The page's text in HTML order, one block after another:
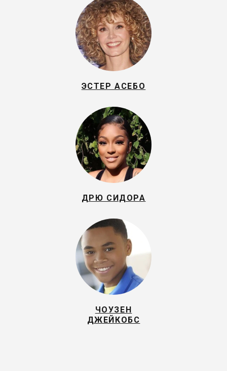
ЭСТЕР АСЕБО
ДРЮ СИДОРА
ЧОУЗЕН
ДЖЕЙКОБС